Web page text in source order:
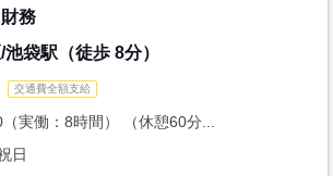
務
袋駅（徒歩 8分）
交通費全額支給
実働：8時間） （休憩60分...
日